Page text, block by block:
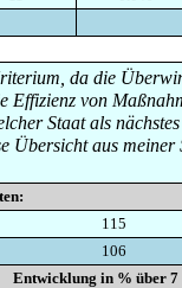
da die
Effizienz von
Staat als
Übersicht aus meiner
115
106
Entwicklung in % über 7